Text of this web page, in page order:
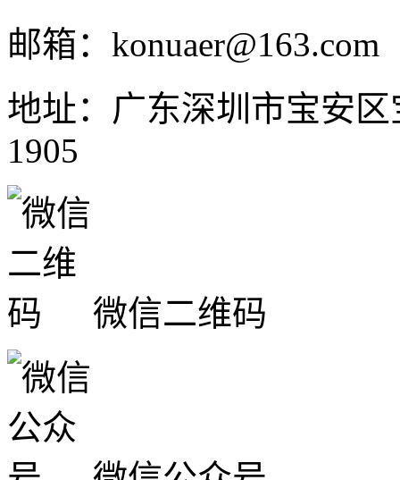
邮箱：konuaer@163.com
地址：广东深圳市宝安
1905
微信二维码